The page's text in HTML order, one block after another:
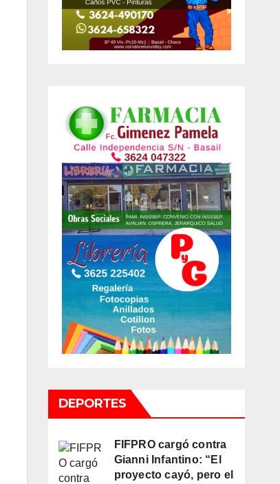
DEPORTES
FIFPRO cargó contra
Gianni Infantino: “El
proyecto cayó, pero el